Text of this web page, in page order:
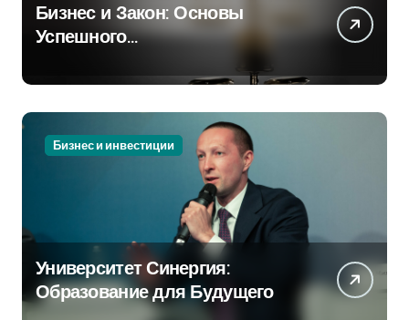
Бизнес и Закон: Основы
Успешного
Бизнес и инвестиции
Университет Синергия:
Образование для Будущего